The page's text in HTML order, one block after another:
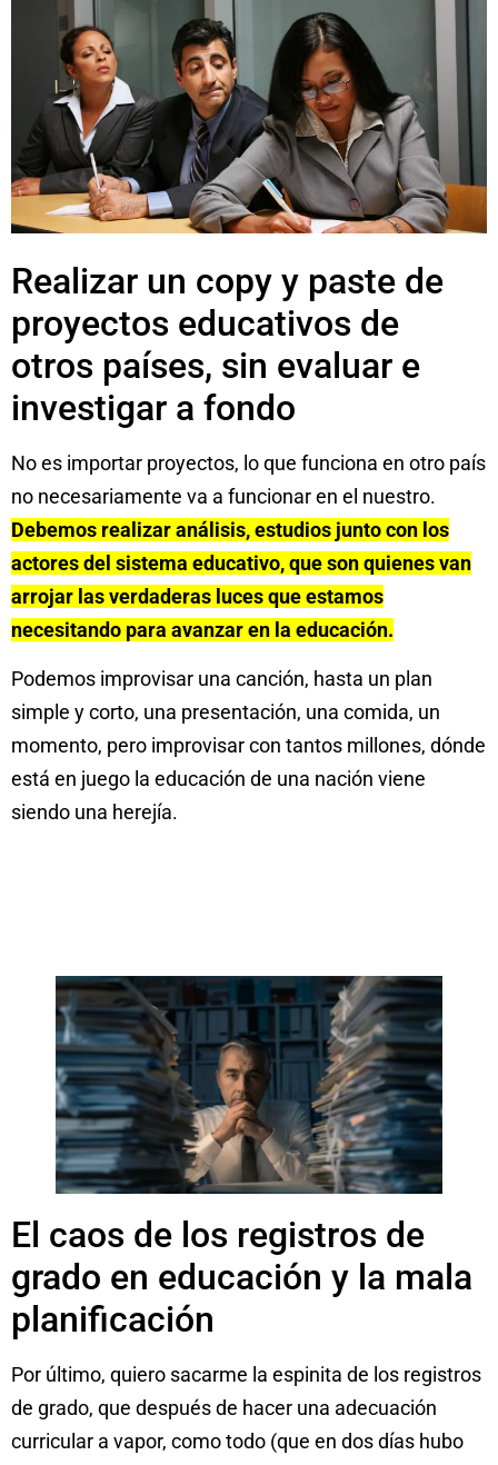
Realizar un copy y paste de
proyectos educativos de
otros países, sin evaluar e
investigar a fondo
No es importar proyectos, lo que funciona en otro país
no necesariamente va a funcionar en el nuestro.
Debemos realizar análisis, estudios junto con los
actores del sistema educativo, que son quienes van
arrojar las verdaderas luces que estamos
necesitando para avanzar en la educación.
Podemos improvisar una canción, hasta un plan
simple y corto, una presentación, una comida, un
momento, pero improvisar con tantos millones, dónde
está en juego la educación de una nación viene
siendo una herejía.
El caos de los registros de
grado en educación y la mala
planificación
Por último, quiero sacarme la espinita de los registros
de grado, que después de hacer una adecuación
curricular a vapor, como todo (que en dos días hubo